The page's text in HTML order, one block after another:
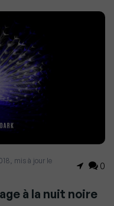
mis à jour le
0
à la nuit noire